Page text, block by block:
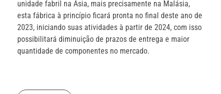
unidade fabril na Ásia, mais precisamente na Malásia,
esta fábrica à princípio ficará pronta no final deste ano de
2023, iniciando suas atividades à partir de 2024, com isso
possibilitará diminuição de prazos de entrega e maior
quantidade de componentes no mercado.